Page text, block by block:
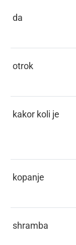
da
otrok
kakor koli je
kopanje
shramba